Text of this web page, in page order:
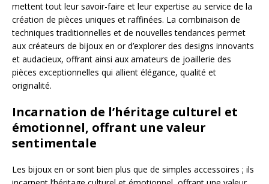
mettent tout leur savoir-faire et leur expertise au service de la
création de pièces uniques et raffinées. La combinaison de
techniques traditionnelles et de nouvelles tendances permet
aux créateurs de bijoux en or d’explorer des designs innovants
et audacieux, offrant ainsi aux amateurs de joaillerie des
pièces exceptionnelles qui allient élégance, qualité et
originalité.
Incarnation de l’héritage culturel et
émotionnel, offrant une valeur
sentimentale
Les bijoux en or sont bien plus que de simples accessoires ; ils